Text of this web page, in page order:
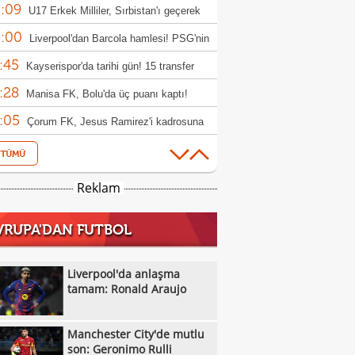
U17 Erkek Milliler, Sırbistan'ı geçerek
yükseldi!Liverpool'dan Barcola hamlesi! PSG'nin
dudak uçuklattı
Kayserispor'da tarihi gün! 15 transfer
Manisa FK, Bolu'da üç puanı kaptı!
Çorum FK, Jesus Ramirez'i kadrosuna
Fisnik Asllani'nin Leipzig'e transferi son
iptal oldu!
Erzurumspor, Ebosele ile anlaştı!
Fenerbahçe'ye müjdeli haber: Romelu
Manchester City'de mutlu son: Geronimo
Kıvanç Taşyaran ve Buğra Ünal, Avrupa
finale yükseldi
Altay, Tuna Üzümcü ile topbaşı yaptı
Reklam
FUTBOL
Liverpool'da anlaşma
tamam: Ronald Araujo
Manchester City'de mutlu
son: Geronimo Rulli